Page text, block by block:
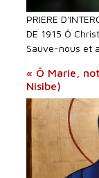
PRIERE
DE 1915 Ô
Sauve-nous et
« Ô Marie,
Nisibe)